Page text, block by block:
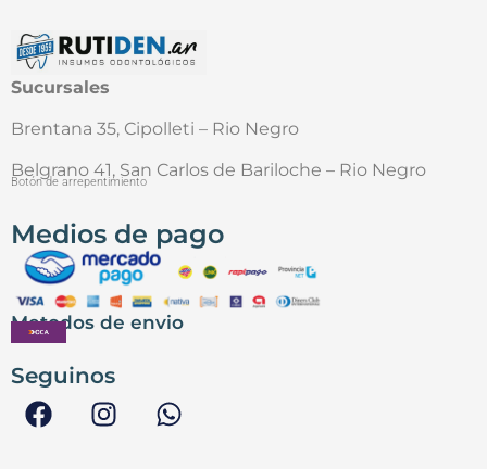
Sucursales
Brentana 35, Cipolleti – Rio Negro
Belgrano 41, San Carlos de Bariloche – Rio Negro
Botón de arrepentimiento
Medios de pago
Metodos de envio
Seguinos